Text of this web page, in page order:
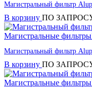
Магистральный фильтр
В корзину ПО
Магистральные фильтры
Магистральный фильтр
В корзину ПО
Магистральные фильтры